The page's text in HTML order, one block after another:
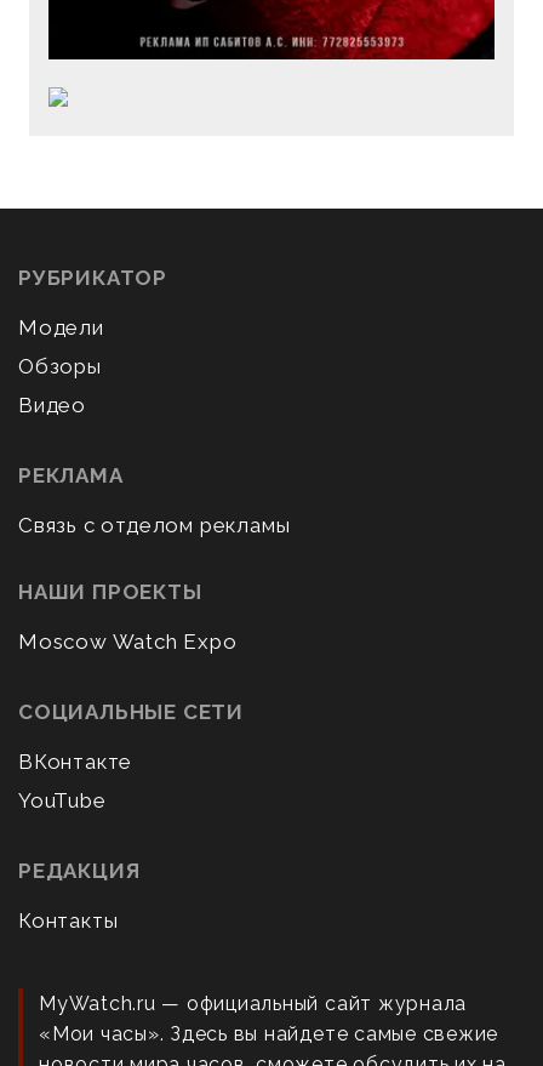
РУБРИКАТОР
Модели
Обзоры
Видео
РЕКЛАМА
Связь с отделом рекламы
НАШИ ПРОЕКТЫ
Moscow Watch Expo
СОЦИАЛЬНЫЕ СЕТИ
ВКонтакте
YouTube
РЕДАКЦИЯ
Контакты
MyWatch.ru — официальный сайт журнала
«Мои часы». Здесь вы найдете самые свежие